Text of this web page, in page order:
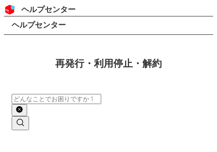
コンテンツにスキップ
ヘッダー
ヘルプセンター
検索
パンくずリスト
ヘルプセンター
再発行・利用停止・解約
検索